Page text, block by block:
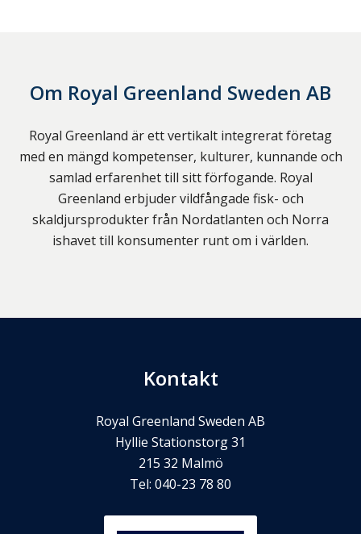
Om Royal Greenland Sweden AB
Royal Greenland är ett vertikalt integrerat företag
med en mängd kompetenser, kulturer, kunnande och
samlad erfarenhet till sitt förfogande. Royal
Greenland erbjuder vildfångade fisk- och
skaldjursprodukter från Nordatlanten och Norra
ishavet till konsumenter runt om i världen.
Kontakt
Royal Greenland Sweden AB
Hyllie Stationstorg 31
215 32 Malmö
Tel: 040-23 78 80